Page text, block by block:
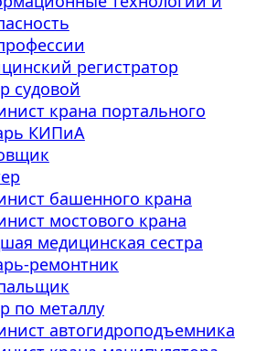
регистратор
судовой
крана портального
КИПиА
башенного крана
мостового крана
медицинская сестра
ремонтник
по металлу
автогидроподъемника